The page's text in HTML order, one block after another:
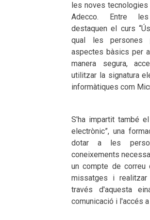
les noves tecnologies
Adecco. Entre
destaquen el curs
qual les persones
aspectes bàsics per
manera segura,
utilitzar la signatura
informàtiques com
S'ha impartit també
electrònic”, una
dotar a les
coneixements
un compte de correu
missatges i
través d'aquesta
comunicació i l'accés